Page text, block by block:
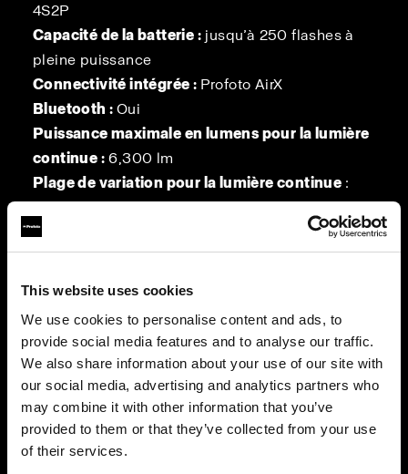
This website uses cookies
We use cookies to personalise content and ads, to
provide social media features and to analyse our traffic.
We also share information about your use of our site with
our social media, advertising and analytics partners who
may combine it with other information that you’ve
provided to them or that they’ve collected from your use
of their services.
4S2P
Capacité de la batterie : jusqu’à 250 flashes à
pleine puissance
Connectivité intégrée : Profoto AirX
Bluetooth : Oui
Puissance maximale en lumens pour la lumière
continue : 6,300 lm
Plage de variation pour la lumière continue :
100-1 %
Connecteur de synchronisation :
(Miniphone 3.5 mm)
Diamètre :
10 cm (3.9 in)
Poids :4.0 kg (8.8 lbs)